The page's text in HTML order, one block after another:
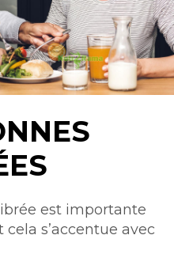
est importante
s’accentue avec